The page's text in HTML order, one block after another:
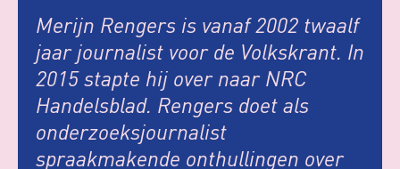
Merijn Rengers is vanaf 2002 twaalf
jaar journalist voor de Volkskrant. In
2015 stapte hij over naar NRC
Handelsblad. Rengers doet als
onderzoeksjournalist
spraakmakende onthullingen over